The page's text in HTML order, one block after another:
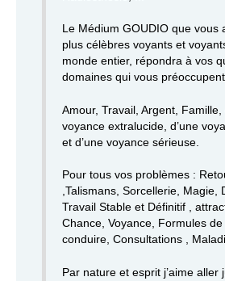
Le Médium GOUDIO que vous
plus célèbres voyants et
monde entier, répondra à vos
domaines qui vous
Amour, Travail, Argent, Famille,
voyance extralucide, d’une
et d’une voyance sérieuse.
Pour tous vos problèmes :
,Talismans, Sorcellerie, Magie,
Travail Stable et Définitif ,
Chance, Voyance, Formules de
conduire, Consultations ,
Par nature et esprit j’aime aller